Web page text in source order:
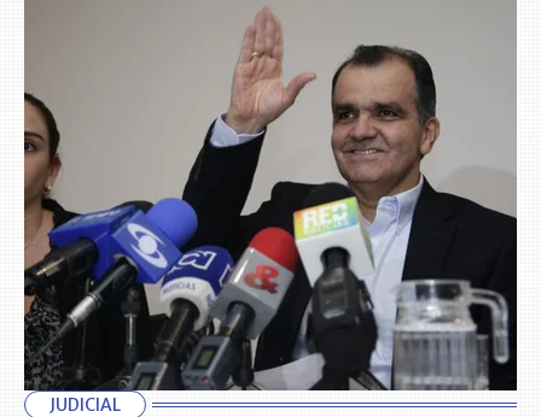
JUDICIAL